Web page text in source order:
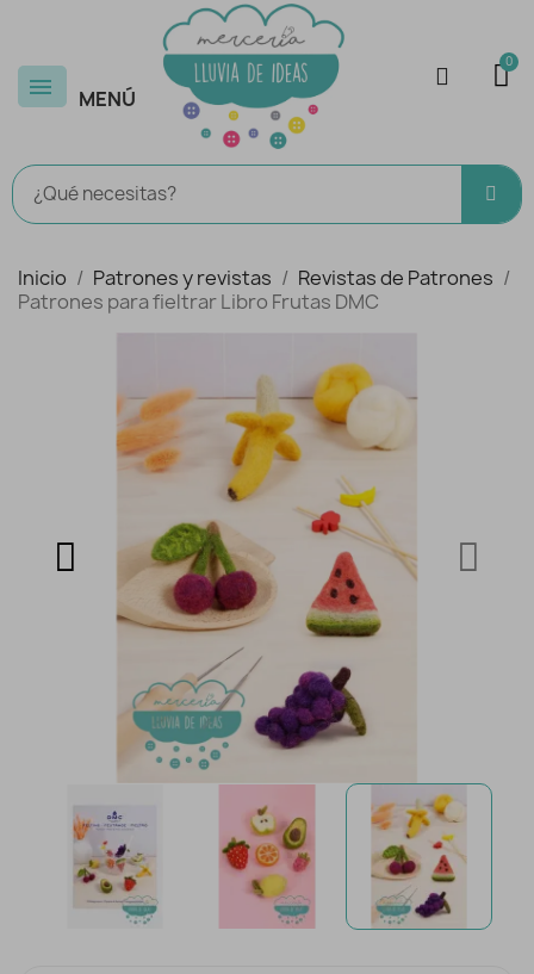
MENÚ
Inicio Patrones y revistas
Revistas de Patrones
Patrones para fieltrar Libro Frutas DMC